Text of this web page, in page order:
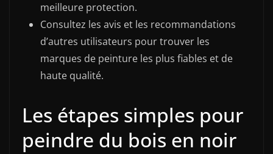
meilleure protection.
Consultez les avis et les recommandations
d’autres utilisateurs pour trouver les
marques de peinture les plus fiables et de
haute qualité.
Les étapes simples pour
peindre du bois en noir